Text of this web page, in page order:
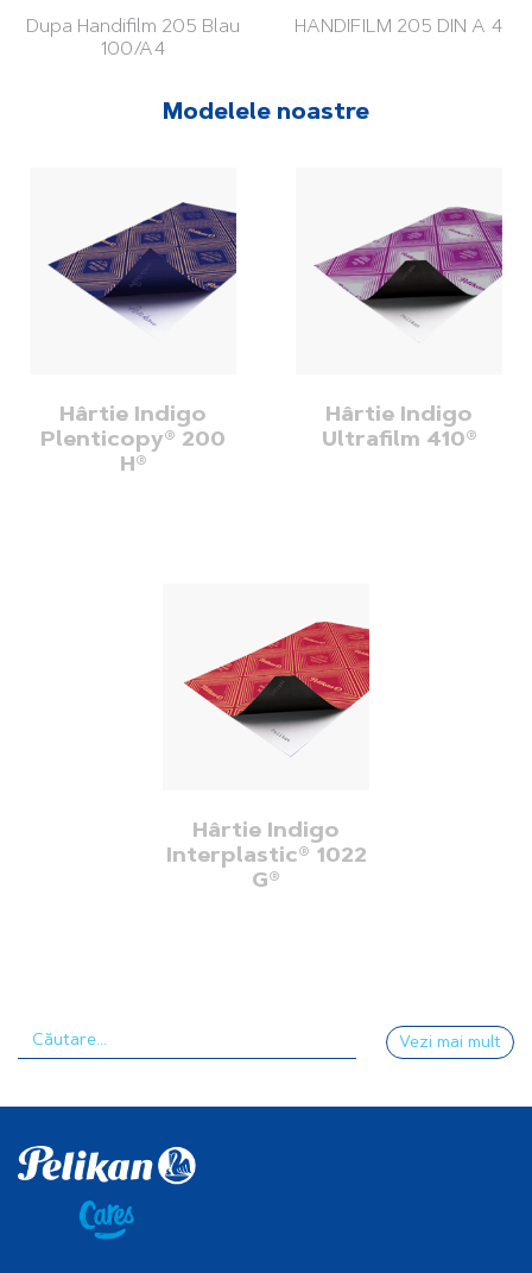
Dupa Handifilm 205 Blau
100/A4
HANDIFILM 205 DIN A 4
Modelele noastre
Hârtie Indigo
Plenticopy® 200
H®
Hârtie Indigo
Ultrafilm 410®
Hârtie Indigo
Interplastic® 1022
G®
Vezi mai mult